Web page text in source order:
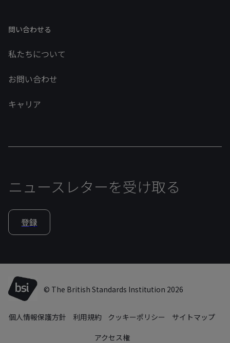
問い合わせる
私たちについて
お問い合わせ
キャリア
ニュースレターを受け取る
登録
© The British Standards Institution 2026
個人情報保護方針 利用規約 クッキーポリシー
サイトマップ
アクセス権